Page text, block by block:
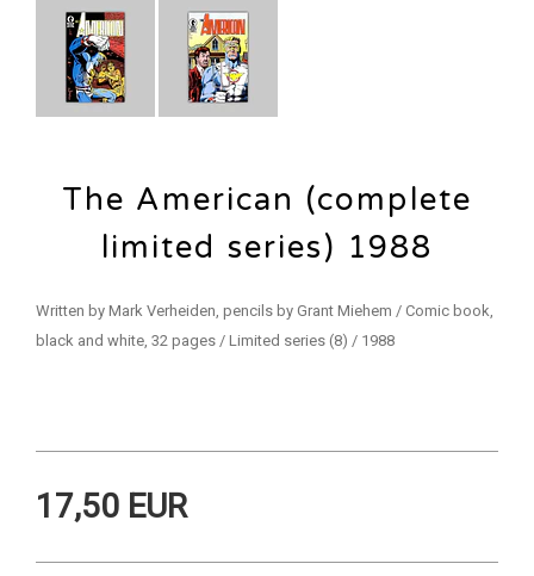
The American (complete
limited series) 1988
Written by Mark Verheiden, pencils by Grant Miehem / Comic book,
black and white, 32 pages / Limited series (8) / 1988
17,50 EUR